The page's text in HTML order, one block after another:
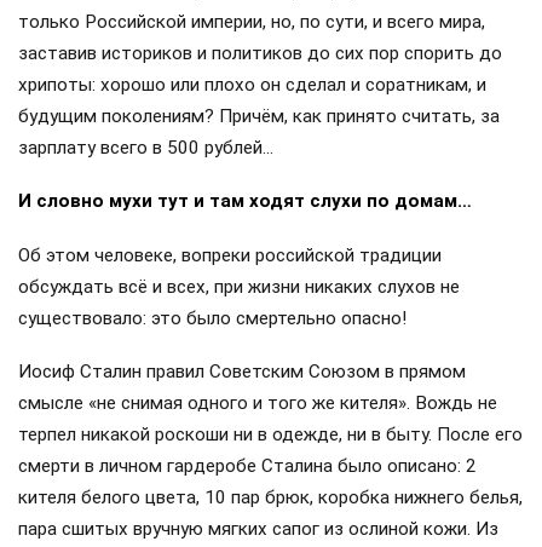
только Российской империи, но, по сути, и всего мира,
заставив историков и политиков до сих пор спорить до
хрипоты: хорошо или плохо он сделал и соратникам, и
будущим поколениям? Причём, как принято считать, за
зарплату всего в 500 рублей…
И словно мухи тут и там ходят слухи по домам…
Об этом человеке, вопреки российской традиции
обсуждать всё и всех, при жизни никаких слухов не
существовало: это было смертельно опасно!
Иосиф Сталин правил Советским Союзом в прямом
смысле «не снимая одного и того же кителя». Вождь не
терпел никакой роскоши ни в одежде, ни в быту. После его
смерти в личном гардеробе Сталина было описано: 2
кителя белого цвета, 10 пар брюк, коробка нижнего белья,
пара сшитых вручную мягких сапог из ослиной кожи. Из